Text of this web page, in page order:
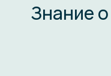
Знание